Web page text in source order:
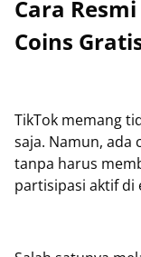
Cara
Coins
TikTok memang
saja. Namun, ada
tanpa harus
partisipasi aktif di